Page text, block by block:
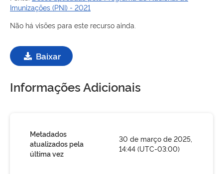
Imunizações (PNI) - 2021
Não há visões para este recurso ainda.
Baixar
Informações Adicionais
Metadados
atualizados pela
última vez
30 de março de 2025,
14:44 (UTC-03:00)